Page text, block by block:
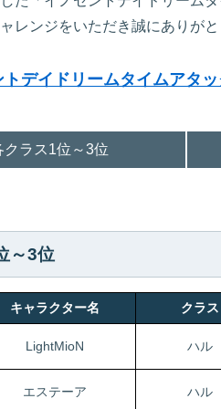
レンジをいただき誠にありが
デイドリームタイムアタ
クラス1位～3位
～3位
キャラクター名 クラ
LightMioN ハル
エステーア ハル